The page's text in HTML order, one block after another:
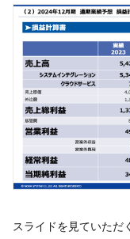
スライドを見ていただ